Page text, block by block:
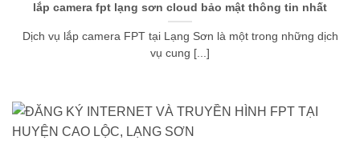
lắp camera fpt lạng sơn cloud bảo mật thông tin nhất
Dịch vụ lắp camera FPT tại Lạng Sơn là một trong những dịch
vụ cung [...]